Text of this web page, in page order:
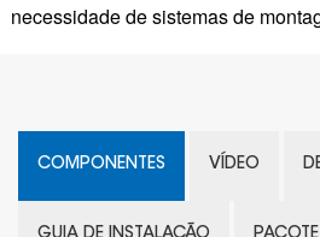
necessidade de sistemas de
COMPONENTES VÍDEO